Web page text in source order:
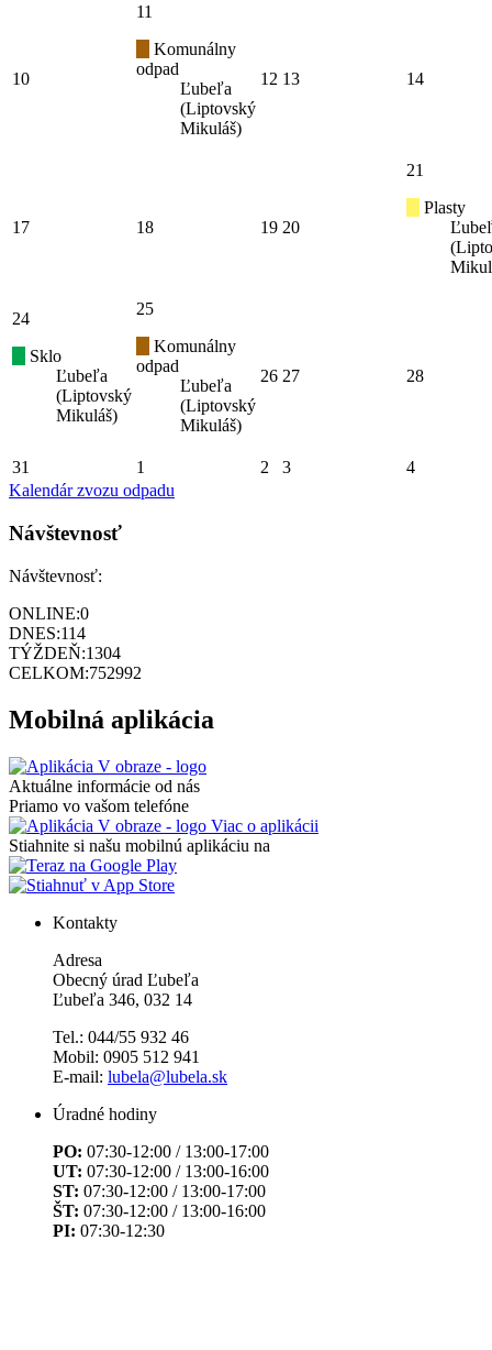
10
11
Komunálny
odpad
Ľubeľa
(Liptovský
Mikuláš)
12 13 14
17 18 19 20
21
Plasty
24
Sklo
Ľubeľa
(Liptovský
Mikuláš)
25
Komunálny
odpad
Ľubeľa
(Liptovský
Mikuláš)
26 27 28
31 1 2 3
4
Kalendár zvozu odpadu
Návštevnosť
Návštevnosť:
ONLINE:0
DNES:114
TÝŽDEŇ:1304
CELKOM:752992
Mobilná aplikácia
Aktuálne informácie od nás
Priamo vo vašom telefóne
Viac o aplikácii
Stiahnite si našu mobilnú aplikáciu na
Kontakty
Adresa
Obecný úrad Ľubeľa
Ľubeľa 346, 032 14
Tel.: 044/55 932 46
Mobil: 0905 512 941
E-mail: lubela@lubela.sk
Úradné hodiny
PO: 07:30-12:00 / 13:00-17:00
UT: 07:30-12:00 / 13:00-16:00
ST: 07:30-12:00 / 13:00-17:00
ŠT: 07:30-12:00 / 13:00-16:00
PI: 07:30-12:30